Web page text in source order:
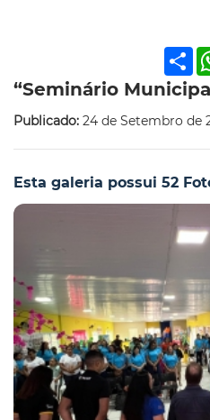
“Seminário
Publicado: 24 de Setembro de
Esta galeria possui 52